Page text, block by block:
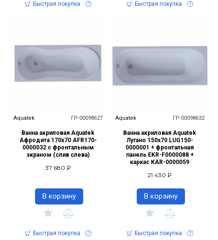
Быстрая покупка Быстрая покупка
Aquatek ГР-00098627
Ванна акриловая Aquatek
Афродита 170x70 AFR170-
0000032 с фронтальным
экраном (слив слева)
37 680 ₽
В корзину
Быстрая покупка
Aquatek ГР-00098632
Ванна акриловая Aquatek
Лугано 150х70 LUG150-
0000001 + фронтальная
панель EKR-F0000088 +
каркас KAR-0000059
21 430 ₽
В корзину
Быстрая покупка